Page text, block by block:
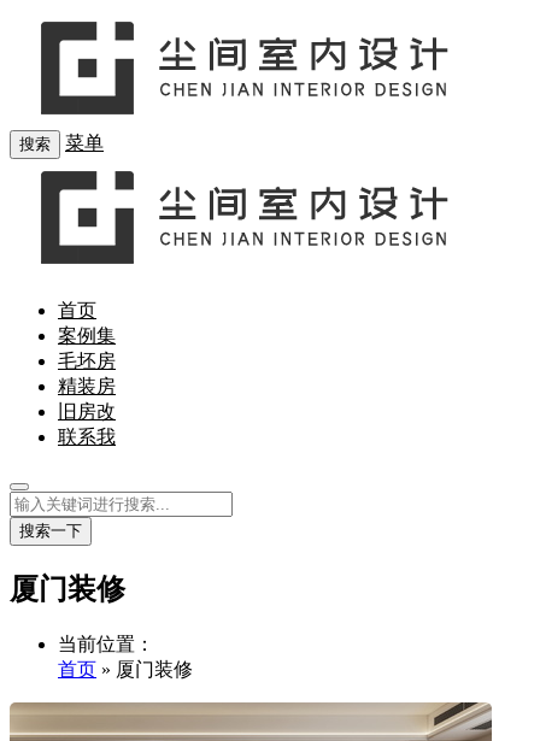
搜索 菜单
首页
案例集
毛坯房
精装房
旧房改
联系我
搜索一下
厦门装修
当前位置：
首页 » 厦门装修